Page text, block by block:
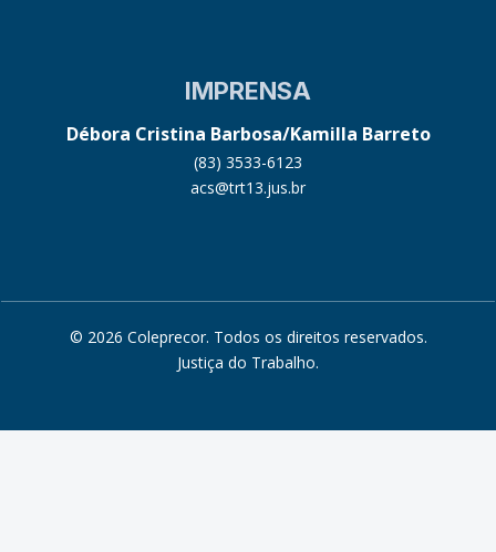
IMPRENSA
Débora Cristina Barbosa/Kamilla Barreto
(83) 3533-6123
acs@trt13.jus.br
© 2026 Coleprecor. Todos os direitos reservados.
Justiça do Trabalho.